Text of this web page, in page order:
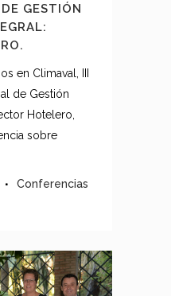
GESTIÓN
en Climaval, III
de Gestión
Hotelero,
sobre
Conferencias